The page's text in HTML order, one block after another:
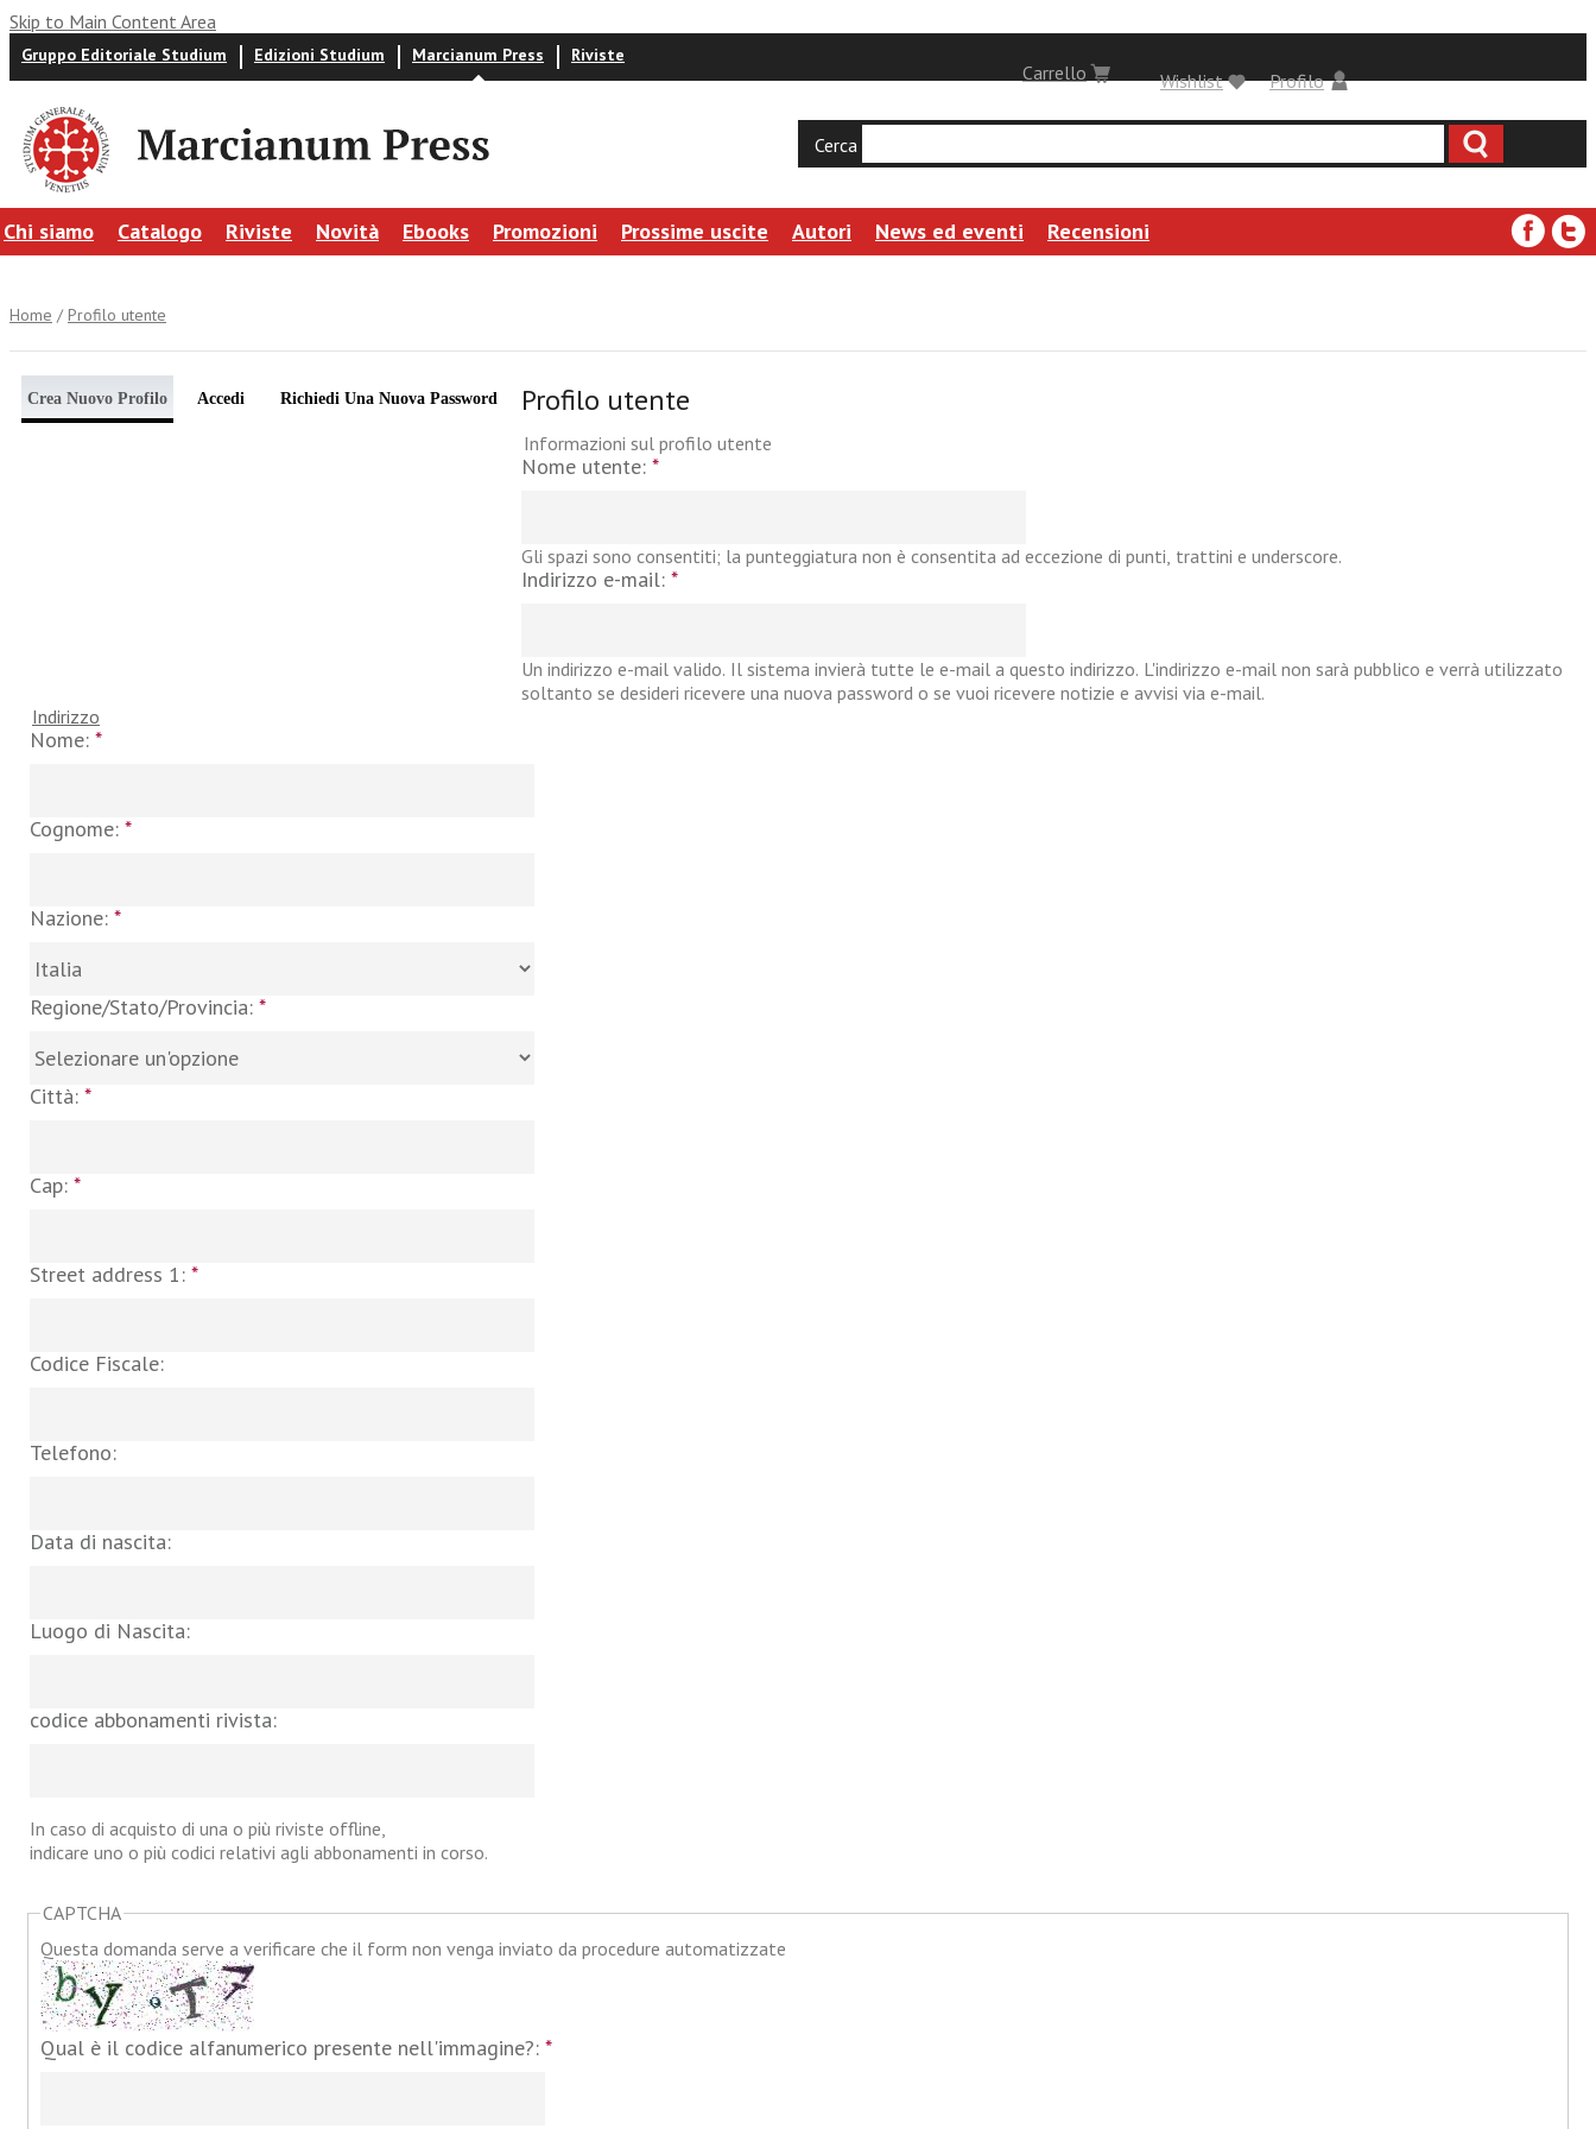
Skip to Main Content Area
Gruppo Editoriale Studium Edizioni Studium Marcianum Press Riviste
Carrello Profilo
Wishlist
Cerca
Chi siamo Catalogo Riviste Novità Ebooks Promozioni Prossime uscite Autori News ed eventi Recensioni
Home / Profilo utente
Crea Nuovo Profilo Accedi Richiedi Una Nuova Password Profilo utente
Informazioni sul profilo utente
Nome utente: *
Gli spazi sono consentiti; la punteggiatura non è consentita ad eccezione di punti, trattini e underscore.
Indirizzo e-mail: *
Un indirizzo e-mail valido. Il sistema invierà tutte le e-mail a questo indirizzo. L'indirizzo e-mail non sarà pubblico e verrà utilizzato
soltanto se desideri ricevere una nuova password o se vuoi ricevere notizie e avvisi via e-mail.
Indirizzo
Nome: *
Cognome: *
Nazione: *
Regione/Stato/Provincia: *
Città: *
Cap: *
Street address 1: *
Codice Fiscale:
Telefono:
Data di nascita:
Luogo di Nascita:
codice abbonamenti rivista:
In caso di acquisto di una o più riviste offline,
indicare uno o più codici relativi agli abbonamenti in corso.
CAPTCHA
Questa domanda serve a verificare che il form non venga inviato da procedure automatizzate
Qual è il codice alfanumerico presente nell'immagine?: *